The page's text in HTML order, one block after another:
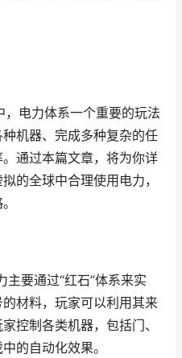
，电力体系一个重要的玩法
机器、完成多种复杂的任
通过本篇文章，将为你详
的全球中合理使用电力，
主要通过“红石”体系来实
材料，玩家可以利用其来
控制各类机器，包括门、
的自动化效果。